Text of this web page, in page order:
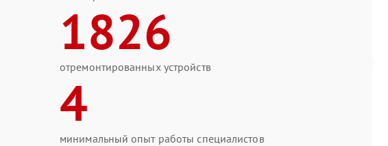
1826
отремонтированных устройств
4
минимальный опыт работы специалистов